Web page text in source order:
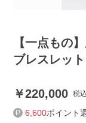
【一点もの
ブレスレット
220,000 税込
6,600ポイント